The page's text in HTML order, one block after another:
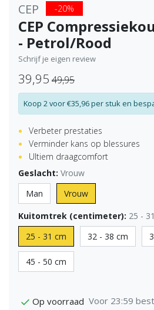
CEP -20%
CEP
- Petrol/Rood
Schrijf je eigen review
39,95 49,95
Koop 2 voor €35,96 per stuk en
Verbeter prestaties
Verminder kans op blessures
Ultiem draagcomfort
Geslacht: Vrouw
Man
Vrouw
Kuitomtrek (centimeter): 25 -
25 - 31 cm
32 - 38 cm
45 - 50 cm
Op voorraad Voor 23:59